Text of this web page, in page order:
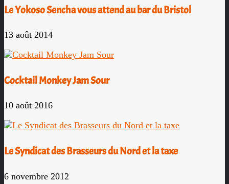
Le Yokoso Sencha vous attend au bar du Bristol
13 août 2014
Cocktail Monkey Jam Sour
10 août 2016
Le Syndicat des Brasseurs du Nord et la taxe
6 novembre 2012